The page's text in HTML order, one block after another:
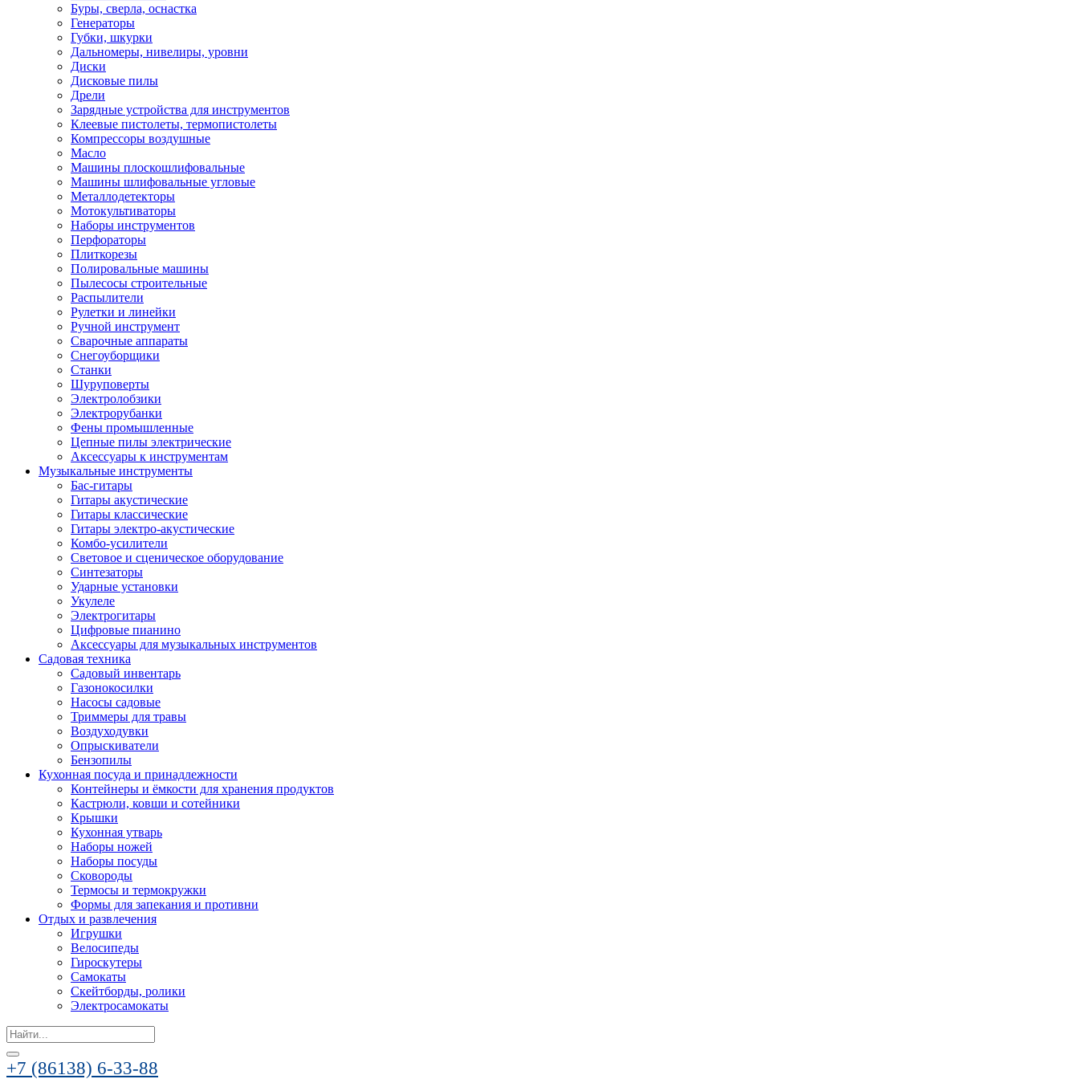
Буры, сверла, оснастка
Генераторы
Губки, шкурки
Дальномеры, нивелиры, уровни
Диски
Дисковые пилы
Дрели
Зарядные устройства для инструментов
Клеевые пистолеты, термопистолеты
Компрессоры воздушные
Масло
Машины плоскошлифовальные
Машины шлифовальные угловые
Металлодетекторы
Мотокультиваторы
Наборы инструментов
Перфораторы
Плиткорезы
Полировальные машины
Пылесосы строительные
Распылители
Рулетки и линейки
Ручной инструмент
Сварочные аппараты
Снегоуборщики
Станки
Шуруповерты
Электролобзики
Электрорубанки
Фены промышленные
Цепные пилы электрические
Аксессуары к инструментам
Музыкальные инструменты
Бас-гитары
Гитары акустические
Гитары классические
Гитары электро-акустические
Комбо-усилители
Световое и сценическое оборудование
Синтезаторы
Ударные установки
Укулеле
Электрогитары
Цифровые пианино
Аксессуары для музыкальных инструментов
Садовая техника
Садовый инвентарь
Газонокосилки
Насосы садовые
Триммеры для травы
Воздуходувки
Опрыскиватели
Бензопилы
Кухонная посуда и принадлежности
Контейнеры и ёмкости для хранения продуктов
Кастрюли, ковши и сотейники
Крышки
Кухонная утварь
Наборы ножей
Наборы посуды
Сковороды
Термосы и термокружки
Формы для запекания и противни
Отдых и развлечения
Игрушки
Велосипеды
Гироскутеры
Самокаты
Скейтборды, ролики
Электросамокаты
Search
for:
+7 (86138) 6-33-88